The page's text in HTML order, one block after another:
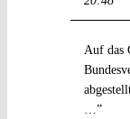
Auf das
…”